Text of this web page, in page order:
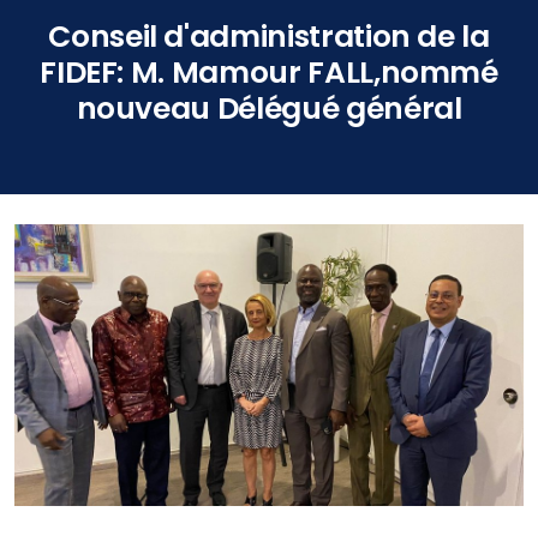
Conseil d'administration de la
FIDEF: M. Mamour FALL,nommé
nouveau Délégué général